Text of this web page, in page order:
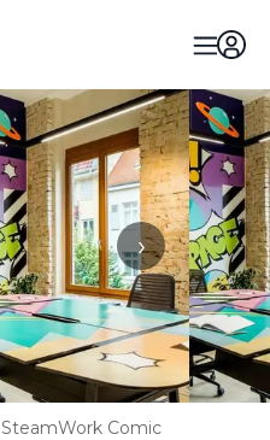
›
SteamWork Comic